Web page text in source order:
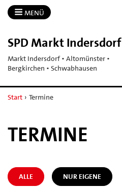
MENÜ
SPD Markt Indersdorf
Markt Indersdorf • Altomünster •
Bergkirchen • Schwabhausen
Start › Termine
TERMINE
ALLE NUR EIGENE